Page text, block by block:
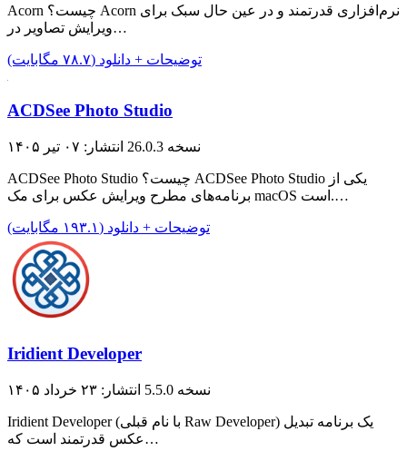
Acorn چیست؟ Acorn نرم‌افزاری قدرتمند و در عین حال سبک برای
ویرایش تصاویر در…
توضیحات + دانلود (۷۸.۷ مگابایت)
ACDSee Photo Studio
نسخه 26.0.3 انتشار: ۰۷ تیر ۱۴۰۵
ACDSee Photo Studio چیست؟ ACDSee Photo Studio یکی از
برنامه‌های مطرح ویرایش عکس برای مک macOS است.…
توضیحات + دانلود (۱۹۳.۱ مگابایت)
Iridient Developer
نسخه 5.5.0 انتشار: ۲۳ خرداد ۱۴۰۵
Iridient Developer (با نام قبلی Raw Developer) یک برنامه تبدیل
عکس قدرتمند است که…